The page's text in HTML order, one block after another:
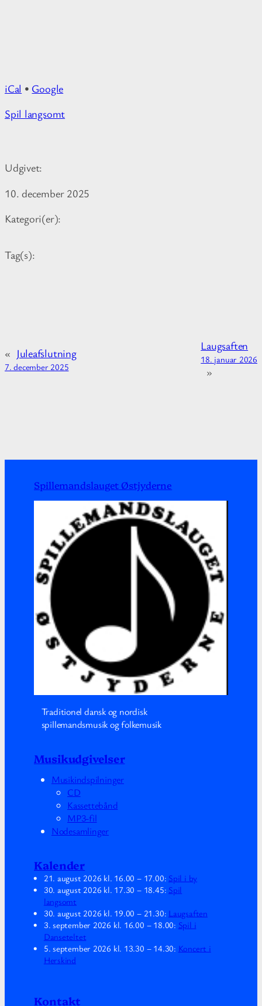
iCal • Google
M
i
o
a
o
Spil langsomt
Udgivet:
10. december 2025
Kategori(er):
Tag(s):
« Juleafslutning
7. december 2025
Laugsaften
18. januar 2026
»
Spillemandslauget Østjyderne
Traditionel dansk og nordisk
spillemandsmusik og folkemusik
Musikudgivelser
Musikindspilninger
CD
Kassettebånd
MP3-fil
Nodesamlinger
Kalender
21. august 2026 kl. 16.00 – 17.00: Spil i by
30. august 2026 kl. 17.30 – 18.45: Spil
langsomt
30. august 2026 kl. 19.00 – 21.30: Laugsaften
3. september 2026 kl. 16.00 – 18.00: Spil i
Danseteltet
5. september 2026 kl. 13.30 – 14.30: Koncert i
Herskind
Kontakt